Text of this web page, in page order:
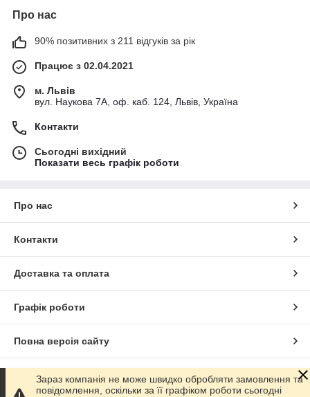
Про нас
90% позитивних з 211 відгуків за рік
Працює з 02.04.2021
м. Львів
вул. Наукова 7А, оф. каб. 124, Львів, Україна
Контакти
Сьогодні вихідний
Показати весь графік роботи
Про нас
Контакти
Доставка та оплата
Графік роботи
Повна версія сайту
Сайт створено на маркетплейсі Prom.ua
Зараз компанія не може швидко обробляти замовлення та
повідомлення, оскільки за її графіком роботи сьогодні